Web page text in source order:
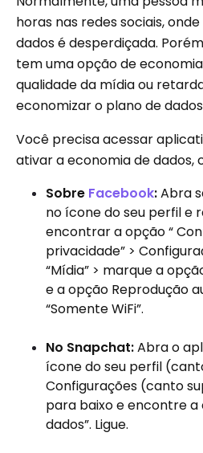
horas nas redes sociais,
dados é desperdiçada.
tem uma opção de
qualidade da mídia ou
economizar o plano de
Você precisa acessar
ativar a economia de dados,
Sobre Facebook:Abra
no ícone do seu perfil e
encontrar a opção “
privacidade” >
“Mídia” > marque a
e a opção Reprodução
“Somente WiFi”.
No Snapchat:Abra o
ícone do seu perfil
Configurações (canto
para baixo e encontre a
dados”. Ligue.